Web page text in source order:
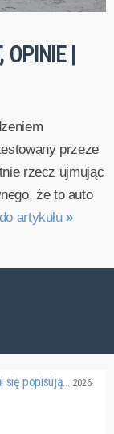
|
przeze
rzecz ujmując
że to auto
artykułu »
się popisują… 2026-